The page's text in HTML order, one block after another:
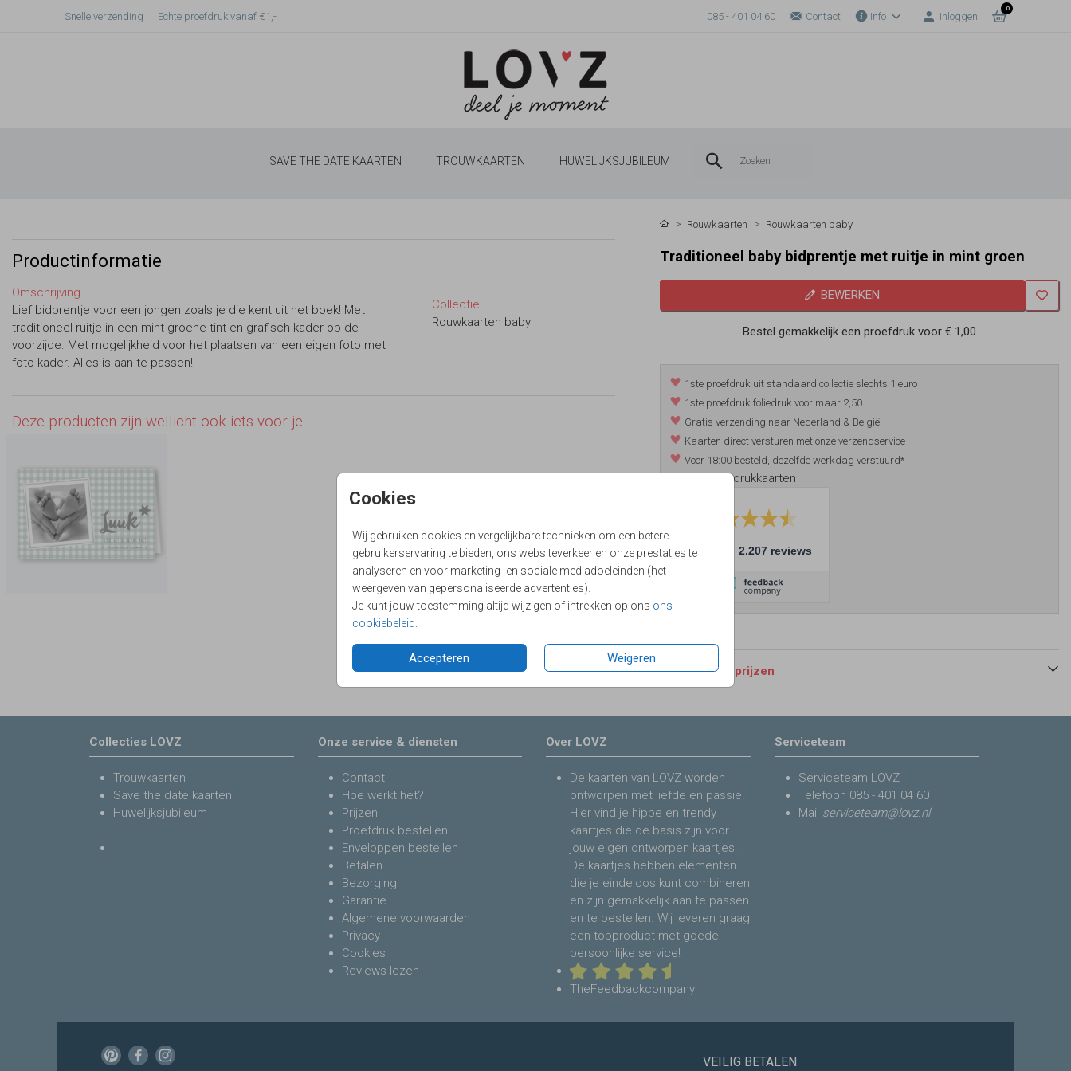
Snelle verzending Echte proefdruk vanaf €1,- 085 - 401 04 60 Contact Info Inloggen
0
SAVE THE DATE KAARTEN TROUWKAARTEN HUWELIJKSJUBILEUM
Cookies
Wij gebruiken cookies en vergelijkbare technieken om een betere
gebruikerservaring te bieden, ons websiteverkeer en onze prestaties te
analyseren en voor marketing- en sociale mediadoeleinden (het
weergeven van gepersonaliseerde advertenties).
Je kunt jouw toestemming altijd wijzigen of intrekken op ons ons
cookiebeleid
Accepteren Weigeren
Productinformatie
Omschrijving
Lief bidprentje voor een jongen zoals je die kent uit het boek! Met
traditioneel ruitje in een mint groene tint en grafisch kader op de
voorzijde. Met mogelijkheid voor het plaatsen van een eigen foto met
foto kader. Alles is aan te passen!
Collectie
Rouwkaarten baby
Deze producten zijn wellicht ook iets voor je
Rouwkaarten Rouwkaarten baby
Traditioneel baby bidprentje met ruitje in mint groen
BEWERKEN
Bestel gemakkelijk een proefdruk voor€ 1,00
1ste proefdruk uit standaard collectie slechts 1 euro
1ste proefdruk foliedruk voor maar 2,50
Gratis verzending naar Nederland & België
Kaarten direct versturen met onze verzendservice
Voor 18:00 besteld, dezelfde werkdag verstuurd*
*m.u.v. foliedrukkaarten
9.4 2.207 reviews
Formaten en prijzen
Collecties LOVZ
Trouwkaarten
Save the date kaarten
Huwelijksjubileum
Onze service & diensten
Contact
Hoe werkt het?
Prijzen
Proefdruk bestellen
Enveloppen bestellen
Betalen
Bezorging
Garantie
Algemene voorwaarden
Privacy
Cookies
Reviews lezen
Over LOVZ
De kaarten van LOVZ worden
ontworpen met liefde en passie.
Hier vind je hippe en trendy
kaartjes die de basis zijn voor
jouw eigen ontworpen kaartjes.
De kaartjes hebben elementen
die je eindeloos kunt combineren
en zijn gemakkelijk aan te passen
en te bestellen. Wij leveren graag
een topproduct met goede
persoonlijke service!
TheFeedbackcompany
Serviceteam
Serviceteam LOVZ
Telefoon 085 - 401 04 60
Mail serviceteam@lovz.nl
VEILIG BETALEN